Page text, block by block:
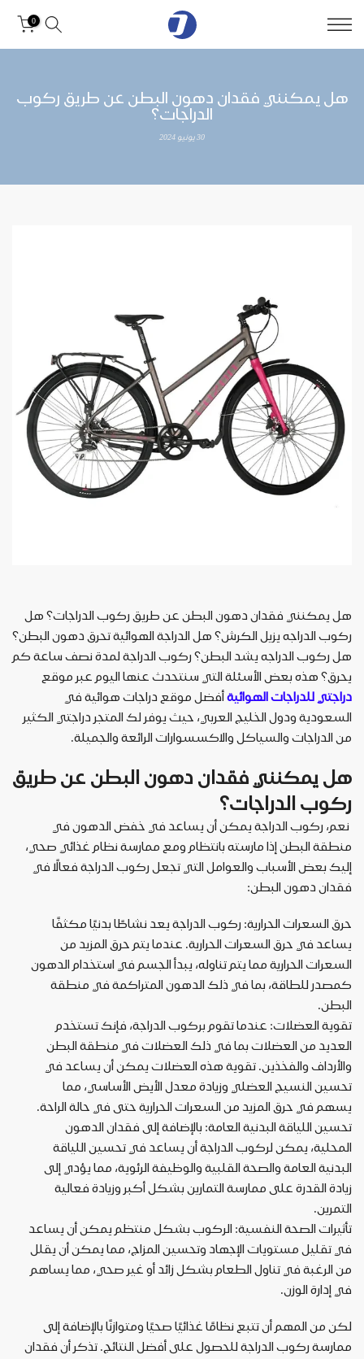
0
هل يمكنني فقدان دهون البطن عن طريق ركوب
الدراجات؟
30 يونيو 2024
هل يمكنني فقدان دهون البطن عن طريق ركوب الدراجات؟ هل
ركوب الدراجه يزيل الكرش؟ هل الدراجة الهوائية تحرق دهون البطن؟
هل ركوب الدراجه يشد البطن؟ ركوب الدراجة لمدة نصف ساعة كم
يحرق؟ هذه بعض الأسئلة التي سنتحدث عنها اليوم عبر موقع
دراجتي للدراجات الهوائيةأفضل موقع دراجات هوائية في
السعودية ودول الخليج العربي، حيث يوفر لك المتجر دراجتي الكثير
من الدراجات والسياكل والاكسسوارات الرائعة والجميلة.
هل يمكنني فقدان دهون البطن عن طريق
ركوب الدراجات؟
نعم، ركوب الدراجة يمكن أن يساعد في خفض الدهون في
منطقة البطن إذا مارسته بانتظام ومع ممارسة نظام غذائي صحي،
إليك بعض الأسباب والعوامل التي تجعل ركوب الدراجة فعالًا في
فقدان دهون البطن:
حرق السعرات الحرارية: ركوب الدراجة يعد نشاطًا بدنيًا مكثفًا
يساعد في حرق السعرات الحرارية. عندما يتم حرق المزيد من
السعرات الحرارية مما يتم تناوله، يبدأ الجسم في استخدام الدهون
كمصدر للطاقة، بما في ذلك الدهون المتراكمة في منطقة
البطن.
تقوية العضلات: عندما تقوم بركوب الدراجة، فإنك تستخدم
العديد من العضلات بما في ذلك العضلات في منطقة البطن
والأرداف والفخذين. تقوية هذه العضلات يمكن أن يساعد في
تحسين النسيج العضلي وزيادة معدل الأيض الأساسي، مما
يسهم في حرق المزيد من السعرات الحرارية حتى في حالة الراحة.
تحسين اللياقة البدنية العامة: بالإضافة إلى فقدان الدهون
المحلية، يمكن لركوب الدراجة أن يساعد في تحسين اللياقة
البدنية العامة والصحة القلبية والوظيفة الرئوية، مما يؤدي إلى
زيادة القدرة على ممارسة التمارين بشكل أكبر وزيادة فعالية
التمرين.
تأثيرات الصحة النفسية: الركوب بشكل منتظم يمكن أن يساعد
في تقليل مستويات الإجهاد وتحسين المزاج، مما يمكن أن يقلل
من الرغبة في تناول الطعام بشكل زائد أو غير صحي، مما يساهم
في إدارة الوزن.
لكن من المهم أن تتبع نظامًا غذائيًا صحيًا ومتوازنًا بالإضافة إلى
ممارسة ركوب الدراجة للحصول على أفضل النتائج. تذكر أن فقدان